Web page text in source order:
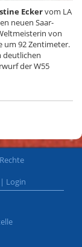
Eckervom LA
neuen Saar-
von
um 92 Zentimeter.
deutlichen
der W55
| Login